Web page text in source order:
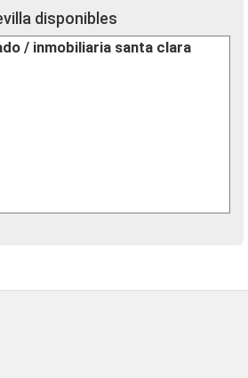
disponibles
/ inmobiliaria santa clara